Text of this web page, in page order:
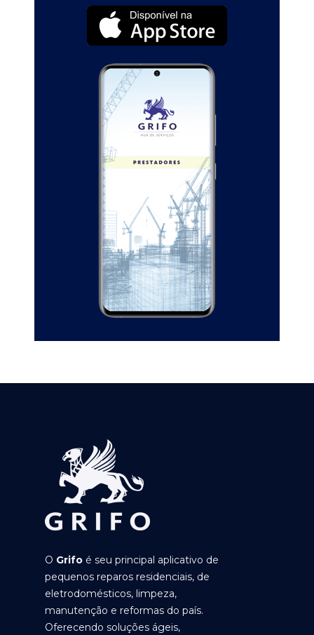
O Grifo é seu principal aplicativo de
pequenos reparos residenciais, de
eletrodomésticos, limpeza,
manutenção e reformas do país.
Oferecendo soluções ágeis,